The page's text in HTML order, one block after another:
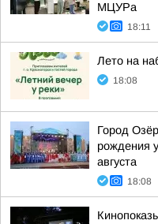
МЦУРа
18:11
Лето на
18:08
Город
рождения
августа
18:08